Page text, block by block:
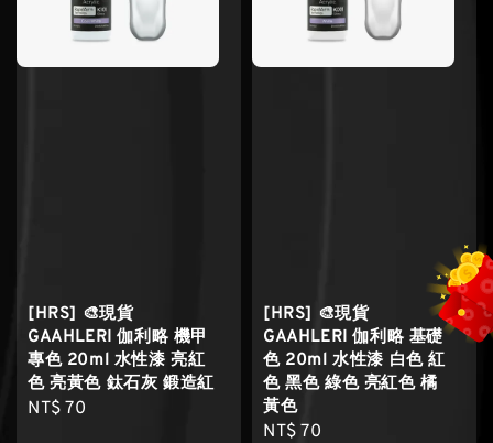
[HRS] 🎨現貨
GAAHLERI 伽利略 機甲
專色 20ml 水性漆 亮紅
色 亮黃色 鈦石灰 鍛造紅
Regular
NT$ 70
[HRS] 🎨現貨
GAAHLERI 伽利略 基礎
色 20ml 水性漆 白色 紅
色 黑色 綠色 亮紅色 橘
黃色
Regular
NT$ 70